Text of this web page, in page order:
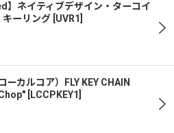
】ネイティブデザイン・ターコイ
キーリング UVR1
ーカルコア）FLY KEY CHAIN
LCCPKEY1